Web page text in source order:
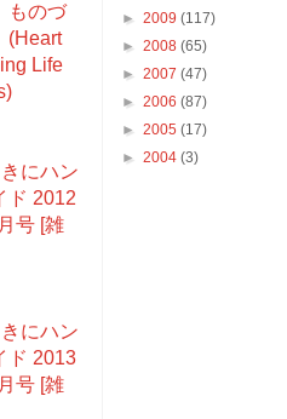
ものづ
Life
にハン
ド 2012
号 [雑
にハン
ド 2013
号 [雑
► 2009 (117)
► 2008 (65)
► 2007 (47)
► 2006 (87)
► 2005 (17)
► 2004 (3)